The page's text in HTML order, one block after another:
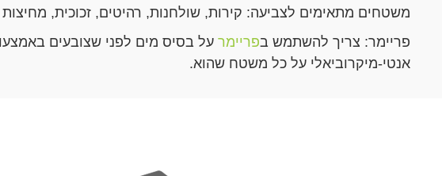
משטחים מתאימים לצביעה: קירות, שולחנות, רהיטים, זכוכית,
פריימר: צריך להשתמש בפריימר על בסיס מים לפני שצובעים
אנטי-מיקרוביאלי על כל משטח שהוא.